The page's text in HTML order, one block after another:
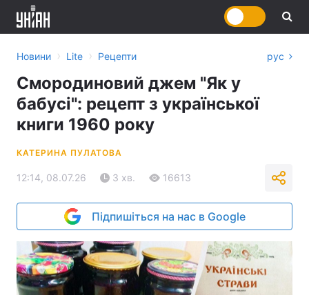
Новини › Lite › Рецепти рус
Смородиновий джем "Як у
бабусі": рецепт з української
книги 1960 року
КАТЕРИНА ПУЛАТОВА
12:14, 08.07.26 3 хв. 16613
Підпишіться на нас в Google